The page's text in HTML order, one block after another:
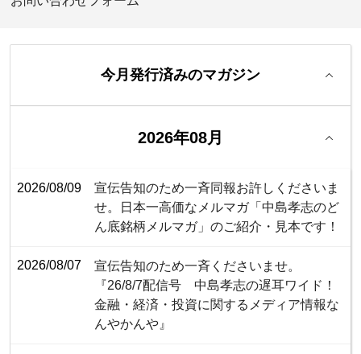
今月発行済みのマガジン
2026年08月
2026/08/09
宣伝告知のため一斉同報お許しくださいま
せ。日本一高価なメルマガ「中島孝志のど
ん底銘柄メルマガ」のご紹介・見本です！
2026/08/07
宣伝告知のため一斉くださいませ。
『26/8/7配信号 中島孝志の遅耳ワイド！
金融・経済・投資に関するメディア情報な
んやかんや』